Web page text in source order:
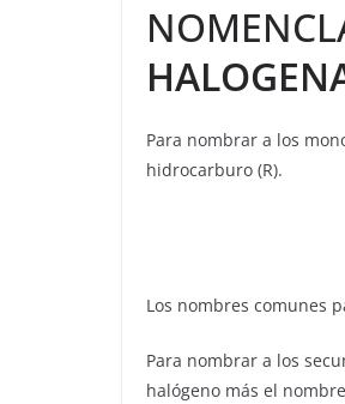
Para nombrar a los
hidrocarburo (R).
Los nombres comunes
Para nombrar a los
halógeno más el